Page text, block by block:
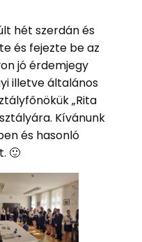
hét szerdán és
és fejezte be az
jó érdemjegy
illetve általános
„Rita
Kívánunk
és hasonló
🙂